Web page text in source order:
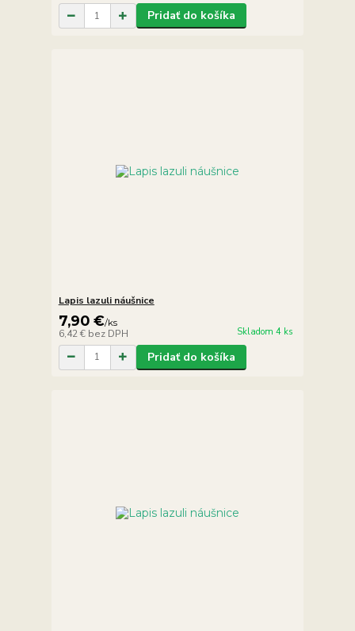
Pridať do košíka
Lapis lazuli náušnice
7,90 €/ks
6,42 € bez DPH Skladom 4 ks
Pridať do košíka